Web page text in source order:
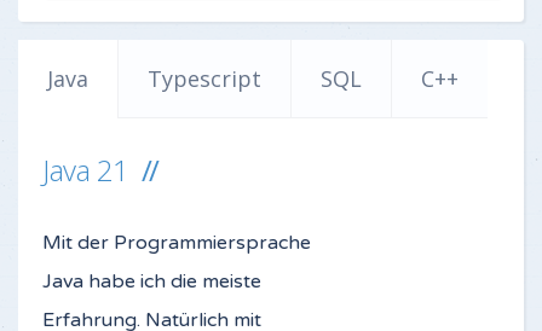
Java Typescript SQL C++
Java 21
Mit der Programmiersprache
Java habe ich die meiste
Erfahrung. Natürlich mit